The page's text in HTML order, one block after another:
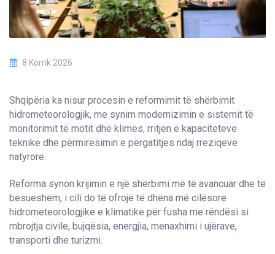
8 Korrik 2026
Shqipëria ka nisur procesin e reformimit të shërbimit
hidrometeorologjik, me synim modernizimin e sistemit të
monitorimit të motit dhe klimës, rritjen e kapaciteteve
teknike dhe përmirësimin e përgatitjes ndaj rreziqeve
natyrore.
Reforma synon krijimin e një shërbimi më të avancuar dhe të
besueshëm, i cili do të ofrojë të dhëna më cilësore
hidrometeorologjike e klimatike për fusha me rëndësi si
mbrojtja civile, bujqësia, energjia, menaxhimi i ujërave,
transporti dhe turizmi.